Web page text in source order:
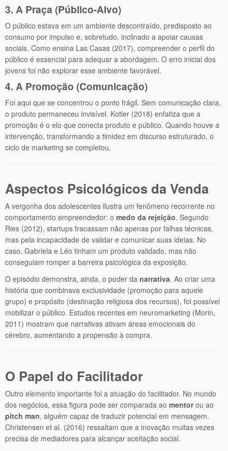
3. A Praça (Público-Alvo)
O público estava em um ambiente descontraído, predisposto ao
consumo por impulso e, sobretudo, inclinado a apoiar causas
sociais. Como ensina Las Casas (2017), compreender o perfil do
público é essencial para adequar a abordagem. O erro inicial dos
jovens foi não explorar esse ambiente favorável.
4. A Promoção (Comunicação)
Foi aqui que se concentrou o ponto frágil. Sem comunicação clara,
o produto permaneceu invisível. Kotler (2018) enfatiza que a
promoção é o elo que conecta produto e público. Quando houve a
intervenção, transformando a timidez em discurso estruturado, o
ciclo de marketing se completou.
Aspectos Psicológicos da Venda
A vergonha dos adolescentes ilustra um fenômeno recorrente no
comportamento empreendedor: o medo da rejeição. Segundo
Ries (2012), startups fracassam não apenas por falhas técnicas,
mas pela incapacidade de validar e comunicar suas ideias. No
caso, Gabriela e Léo tinham um produto validado, mas não
conseguiam romper a barreira psicológica da exposição.
O episódio demonstra, ainda, o poder da narrativa. Ao criar uma
história que combinava exclusividade (promoção para aquele
grupo) e propósito (destinação religiosa dos recursos), foi possível
mobilizar o público. Estudos recentes em neuromarketing (Morin,
2011) mostram que narrativas ativam áreas emocionais do
cérebro, aumentando a propensão à compra.
O Papel do Facilitador
Outro elemento importante foi a atuação do facilitador. No mundo
dos negócios, essa figura pode ser comparada ao mentorou ao
pitch man, alguém capaz de traduzir potencial em mensagem.
Christensen et al. (2016) ressaltam que a inovação muitas vezes
precisa de mediadores para alcançar aceitação social.